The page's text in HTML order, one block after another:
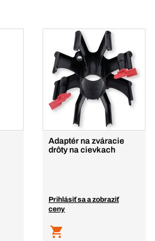
Adaptér na zváracie
drôty na cievkach
Prihlásiť sa a zobraziť
ceny